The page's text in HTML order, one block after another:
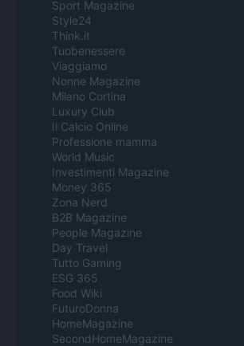
Sport Magazine
Style24
Think.it
Tuobenessere
Viaggiamo
Nonne Magazine
Milano Cortina
Luxury Club
Il Calcio Online
Professione mamma
World Music
Investimenti Magazine
Money 365
Zona Nerd
B2B Magazine
People Magazine
Day Travel
Tutto Gaming
ESG 365
Food Wiki
FuturoDonna
HomeMagazine
SecondHomeMagazine